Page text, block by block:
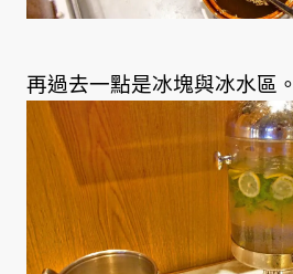
再過去一點是冰塊與冰水區。